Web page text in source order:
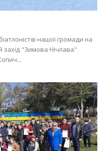
нашої громади на
"Зимова Нічлава"